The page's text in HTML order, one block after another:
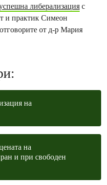
либерализация с
и практик Симеон
от д-р Мария
на
на
и при свободен